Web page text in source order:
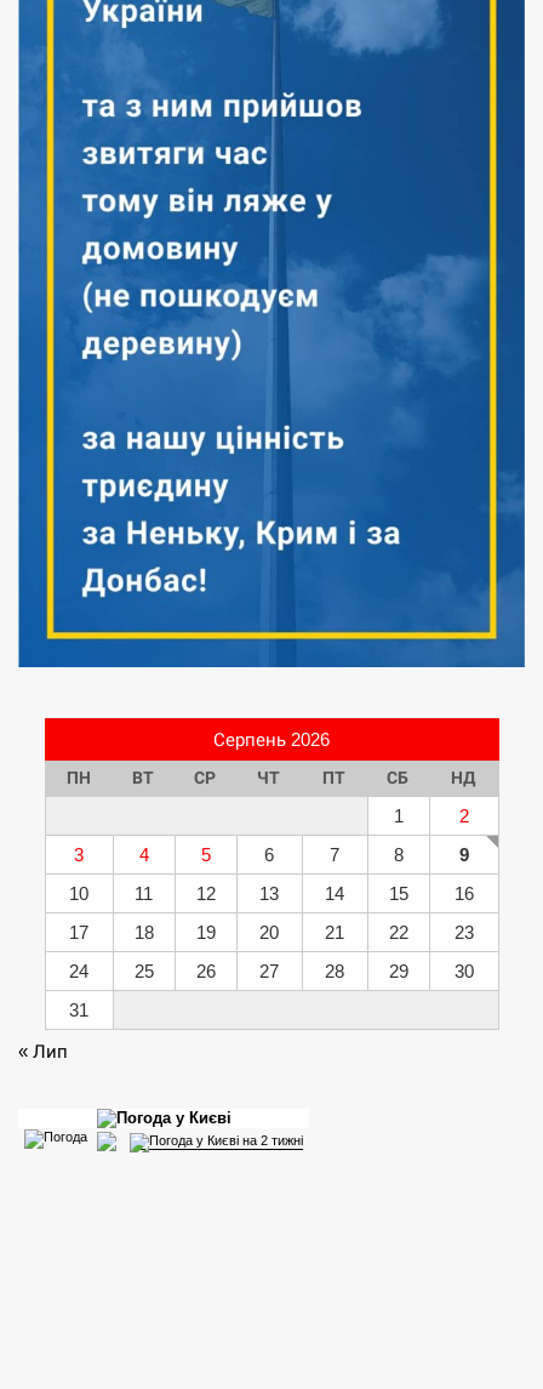
Серпень 2026
ПН ВТ СР ЧТ ПТ СБ НД
1
2
3
4 5 6 7 8
9
10
11 12 13 14 15
16
17
18 19 20 21 22
23
24
25 26 27 28 29
30
31
« Лип